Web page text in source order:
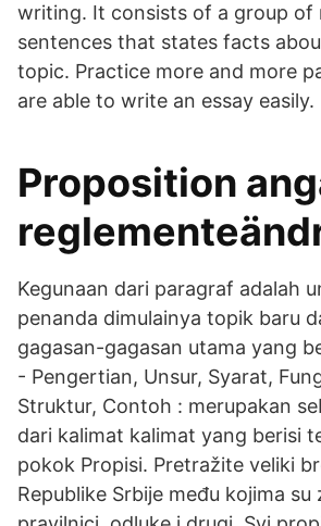
writing. It consists of a group of
sentences that states facts
topic. Practice more and more
are able to write an essay easily.
Proposition
Kegunaan dari paragraf adalah
penanda dimulainya topik baru
gagasan-gagasan utama yang
- Pengertian, Unsur, Syarat,
Struktur, Contoh : merupakan
dari kalimat kalimat yang berisi
pokok Propisi. Pretražite veliki
Republike Srbije među kojima su